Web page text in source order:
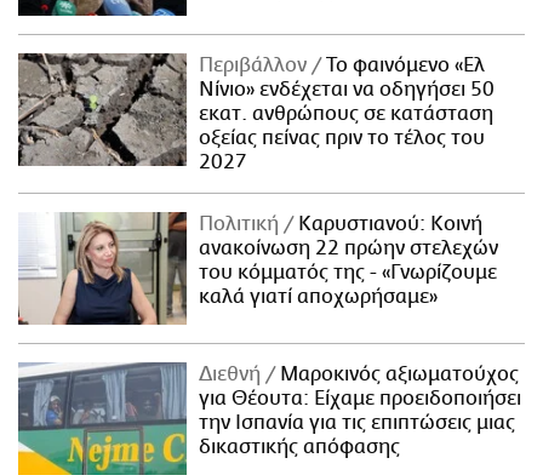
Περιβάλλον
Το φαινόμενο «Ελ
Νίνιο» ενδέχεται να οδηγήσει 50
εκατ. ανθρώπους σε κατάσταση
οξείας πείνας πριν το τέλος του
2027
Πολιτική
Καρυστιανού: Κοινή
ανακοίνωση 22 πρώην στελεχών
του κόμματός της - «Γνωρίζουμε
καλά γιατί αποχωρήσαμε»
Διεθνή
Μαροκινός αξιωματούχος
για Θέουτα: Είχαμε προειδοποιήσει
την Ισπανία για τις επιπτώσεις μιας
δικαστικής απόφασης